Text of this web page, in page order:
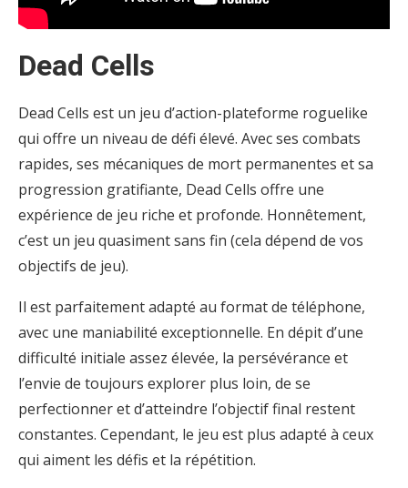
Dead Cells
Dead Cells est un jeu d’action-plateforme roguelike
qui offre un niveau de défi élevé. Avec ses combats
rapides, ses mécaniques de mort permanentes et sa
progression gratifiante, Dead Cells offre une
expérience de jeu riche et profonde. Honnêtement,
c’est un jeu quasiment sans fin (cela dépend de vos
objectifs de jeu).
Il est parfaitement adapté au format de téléphone,
avec une maniabilité exceptionnelle. En dépit d’une
difficulté initiale assez élevée, la persévérance et
l’envie de toujours explorer plus loin, de se
perfectionner et d’atteindre l’objectif final restent
constantes. Cependant, le jeu est plus adapté à ceux
qui aiment les défis et la répétition.